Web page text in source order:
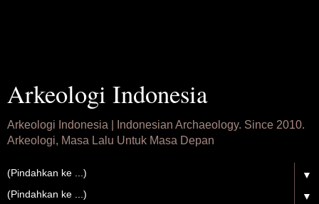
Arkeologi Indonesia
Arkeologi Indonesia | Indonesian Archaeology. Since 2010.
Arkeologi, Masa Lalu Untuk Masa Depan
▼
▼